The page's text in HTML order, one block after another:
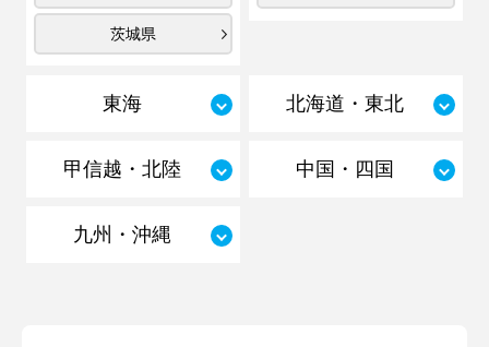
茨城県
東海 北海道・東北
甲信越・北陸 中国・四国
九州・沖縄